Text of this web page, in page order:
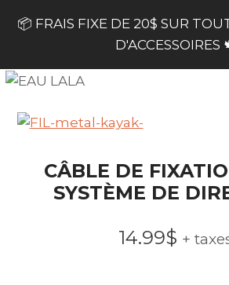
📦 FRAIS FIXE DE 20$ SUR
D'ACCESSOIRES
CÂBLE DE
SYSTÈME DE
14.99$ +